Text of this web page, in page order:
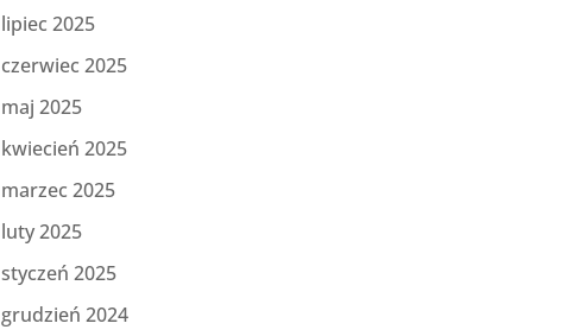
lipiec 2025
czerwiec 2025
maj 2025
kwiecień 2025
marzec 2025
luty 2025
styczeń 2025
grudzień 2024